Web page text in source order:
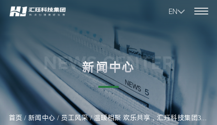
EN
NEWS CENTER
新闻中心
首页/ 新闻中心 /员工风采/温暖相聚 欢乐共享，汇珏科技集团3月员工集体生日会